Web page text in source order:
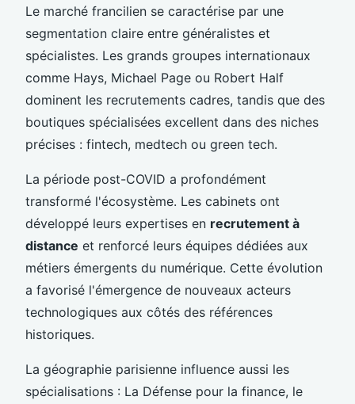
Le marché francilien se caractérise par une
segmentation claire entre généralistes et
spécialistes. Les grands groupes internationaux
comme Hays, Michael Page ou Robert Half
dominent les recrutements cadres, tandis que des
boutiques spécialisées excellent dans des niches
précises : fintech, medtech ou green tech.
La période post-COVID a profondément
transformé l'écosystème. Les cabinets ont
développé leurs expertises en recrutement à
distance et renforcé leurs équipes dédiées aux
métiers émergents du numérique. Cette évolution
a favorisé l'émergence de nouveaux acteurs
technologiques aux côtés des références
historiques.
La géographie parisienne influence aussi les
spécialisations : La Défense pour la finance, le